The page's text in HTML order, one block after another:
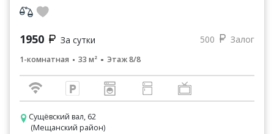
1950 За сутки 500 Залог
1-комнатная 33 м² Этаж 8/8
Сущёвский вал, 62
(Мещанский район)